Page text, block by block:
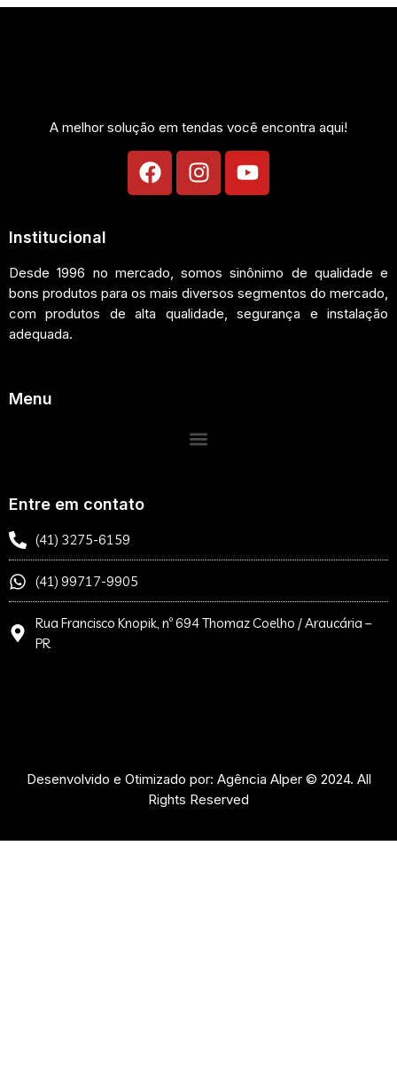
A melhor solução em tendas você encontra aqui!
Institucional
Desde 1996 no mercado, somos sinônimo de qualidade e
bons produtos para os mais diversos segmentos do mercado,
com produtos de alta qualidade, segurança e instalação
adequada.
Menu
Entre em contato
(41) 3275-6159
(41) 99717-9905
Rua Francisco Knopik, nº 694 Thomaz Coelho / Araucária –
PR
Desenvolvido e Otimizado por: Agência Alper © 2024. All
Rights Reserved